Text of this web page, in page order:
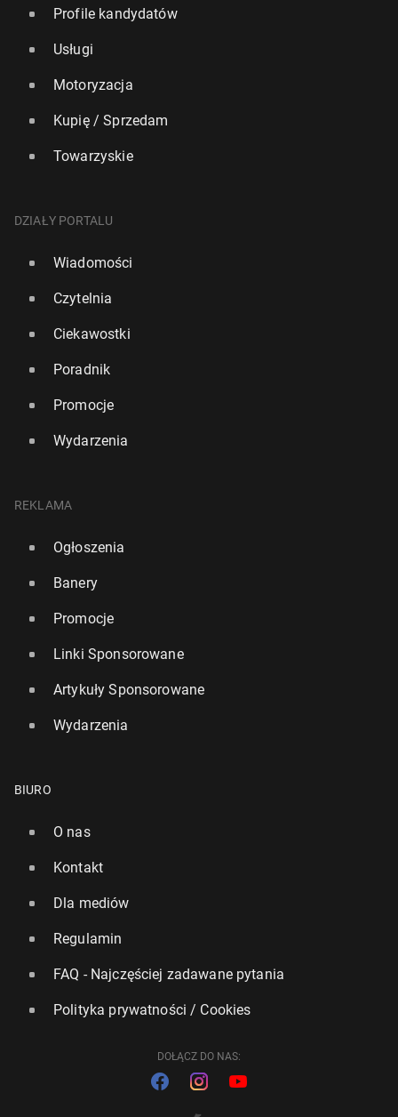
Profile kandydatów
Usługi
Motoryzacja
Kupię / Sprzedam
Towarzyskie
DZIAŁY PORTALU
Wiadomości
Czytelnia
Ciekawostki
Poradnik
Promocje
Wydarzenia
REKLAMA
Ogłoszenia
Banery
Promocje
Linki Sponsorowane
Artykuły Sponsorowane
Wydarzenia
BIURO
O nas
Kontakt
Dla mediów
Regulamin
FAQ - Najczęściej zadawane pytania
Polityka prywatności / Cookies
DOŁĄCZ DO NAS: